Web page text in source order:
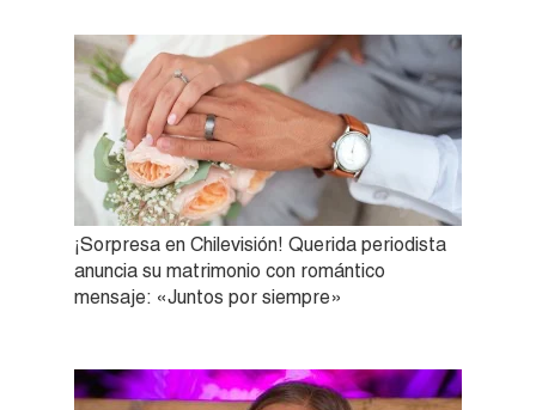
¡Sorpresa en Chilevisión! Querida periodista
anuncia su matrimonio con romántico
mensaje: «Juntos por siempre»